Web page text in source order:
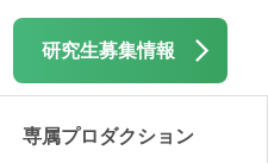
研究生募集情報
専属プロダクション